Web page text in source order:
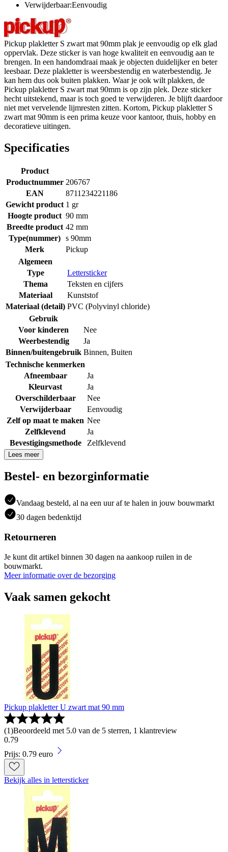
Verwijderbaar:Eenvoudig
Pickup plakletter S zwart mat 90mm plak je eenvoudig op elk glad
oppervlak. Deze sticker is van hoge kwaliteit en eenvoudig aan te
brengen. In een handomdraai maak je objecten duidelijker en beter
leesbaar. Deze plakletter is weersbestendig en waterbestendig. Je
kan hem dus ook buiten plakken. Waar je ook wilt plakken, de
Pickup plakletter S zwart mat 90mm is op zijn plek. Deze sticker
hecht uitstekend, maar is toch goed te verwijderen. Je blijft daardoor
niet met vervelende lijmresten zitten. Kortom, Pickup plakletter S
zwart mat 90mm is een prima keuze voor kantoor, thuis, hobby en
decoratieve uitingen.
Specificaties
Product
Productnummer 206767
EAN
8711234221186
Gewicht product 1 gr
Hoogte product 90 mm
Breedte product 42 mm
Type(nummer) s 90mm
Merk
Pickup
Algemeen
Type
Lettersticker
Thema
Teksten en cijfers
Materiaal
Kunststof
Materiaal (detail) PVC (Polyvinyl chloride)
Gebruik
Voor kinderen
Nee
Weerbestendig
Ja
Binnen/buitengebruik Binnen, Buiten
Technische kenmerken
Afneembaar
Ja
Kleurvast
Ja
Overschilderbaar
Nee
Verwijderbaar
Eenvoudig
Zelf op maat te maken Nee
Zelfklevend
Ja
Bevestigingsmethode
Zelfklevend
Lees meer
Bestel- en bezorginformatie
Vandaag besteld, al na een uur af te halen in jouw bouwmarkt
30 dagen bedenktijd
Retourneren
Je kunt dit artikel binnen 30 dagen na aankoop ruilen in de
bouwmarkt.
Meer informatie over de bezorging
Vaak samen gekocht
Pickup plakletter U zwart mat 90 mm
(1)Beoordeeld met 5.0 van de 5 sterren, 1 klantreview
0.79
Prijs: 0.79 euro
Bekijk alles in lettersticker